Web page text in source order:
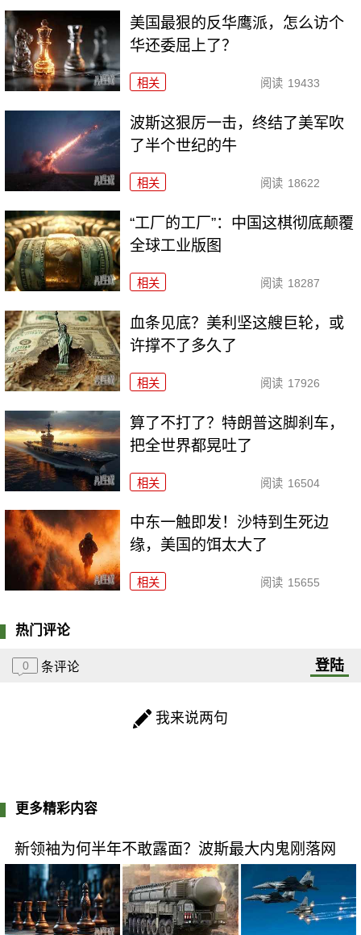
美国最狠的反华鹰派，怎么访个
华还委屈上了？
相关 阅读 19433
波斯这狠厉一击，终结了美军吹
了半个世纪的牛
相关 阅读 18622
“工厂的工厂”：中国这棋彻底颠覆
全球工业版图
相关 阅读 18287
血条见底？美利坚这艘巨轮，或
许撑不了多久了
相关 阅读 17926
算了不打了？特朗普这脚刹车，
把全世界都晃吐了
相关 阅读 16504
中东一触即发！沙特到生死边
缘，美国的饵太大了
相关 阅读 15655
热门评论
0 条评论 登陆
我来说两句
更多精彩内容
新领袖为何半年不敢露面？波斯最大内鬼刚落网